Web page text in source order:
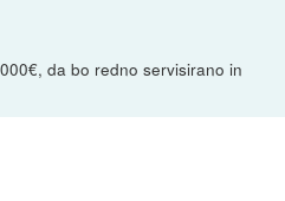
da bo redno servisirano in